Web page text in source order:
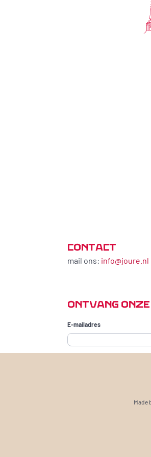
Ga naar de inhoud
CONTACT
mail ons: info@joure.nl
ONTVANG
E-mailadres
Made